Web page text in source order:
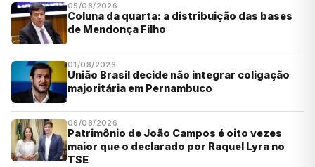
05/08/2026
Coluna da quarta: a distribuição das bases
de Mendonça Filho
01/08/2026
União Brasil decide não integrar coligação
majoritária em Pernambuco
06/08/2026
Patrimônio de João Campos é oito vezes
maior que o declarado por Raquel Lyra no
TSE